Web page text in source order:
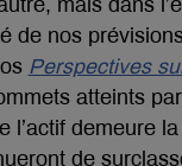
mais dans
de nos
Perspectives
atteints
l’actif demeure
de